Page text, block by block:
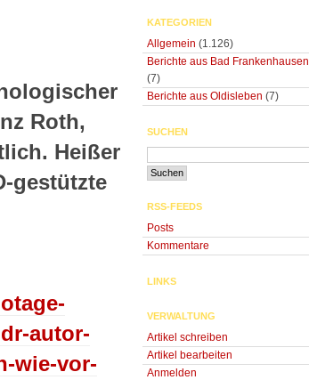
Roth,
Heißer
gestützte
autor-
wie-vor-
KATEGORIEN
Allgemein (1.126)
Berichte aus Bad Frankenhausen
(7)
Berichte aus Oldisleben (7)
SUCHEN
RSS-FEEDS
Posts
Kommentare
LINKS
VERWALTUNG
Artikel schreiben
Artikel bearbeiten
Anmelden